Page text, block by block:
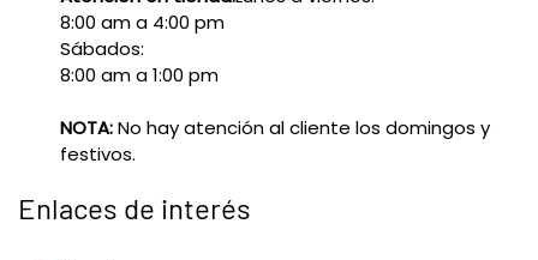
8:00 am a 4:00 pm
Sábados:
8:00 am a 1:00 pm
NOTA:No hay atención al cliente los domingos y
festivos.
Enlaces de interés